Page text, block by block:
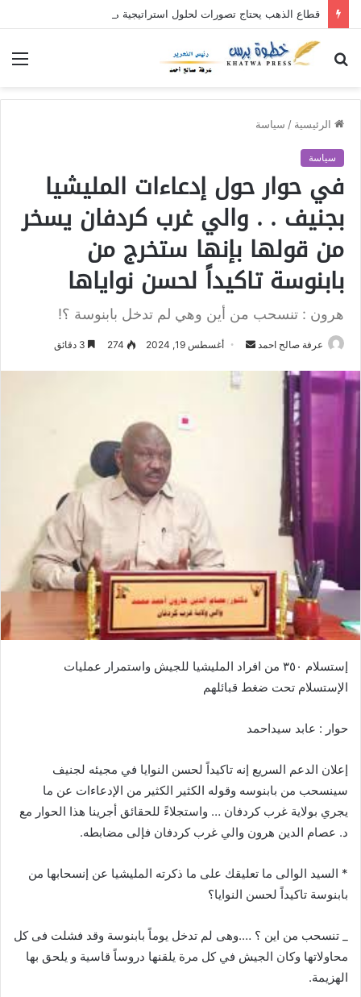
قطاع الذهب يحتاج تصورات لحلول استراتيجية مستدامة
الرئيسية / سياسة
سياسة
في حوار حول إدعاءات المليشيا
بجنيف . . والي غرب كردفان يسخر
من قولها بإنها ستخرج من
بابنوسة تاكيداً لحسن نواياها
هرون : تنسحب من أين وهي لم تدخل بابنوسة ؟!
عرفة صالح احمد
س
ت
ر
ن
ا
أغسطس 19, 2024 274
إستسلام ٣٥٠ من افراد المليشيا للجيش واستمرار عمليات
الإستسلام تحت ضغط قبائلهم
حوار : عابد سيداحمد
إعلان الدعم السريع إنه تاكيداً لحسن النوايا في مجيئه لجنيف
سينسحب من بابنوسه وقوله الكثير الكثير من الإدعاءات عن ما
يجري بولاية غرب كردفان … واستجلاءً للحقائق أجرينا هذا الحوار مع
د. عصام الدين هرون والي غرب كردفان فإلى مضابطه.
* السيد الوالى ما تعليقك على ما ذكرته المليشيا عن إنسحابها من
بابنوسة تاكيداً لحسن النوايا؟
_ تنسحب من اين ؟ ….وهى لم تدخل يوماً بابنوسة وقد فشلت فى كل
محاولاتها وكان الجيش في كل مرة يلقنها دروساً قاسية و يلحق بها
الهزيمة.